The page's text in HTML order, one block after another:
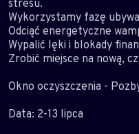
stresu.
Wykorzystamy fazę
Odciąć energetyczne
Wypalić lęki i blokady
Zrobić miejsce na nową,
Okno oczyszczenia -
Data: 2-13 lipca